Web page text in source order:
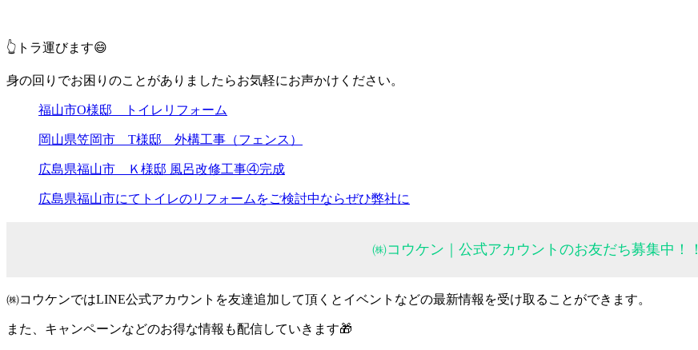
👆トラ運びます😄
身の回りでお困りのことがありましたらお気軽にお声かけください。
福山市O様邸 トイレリフォーム
岡山県笠岡市 T様邸 外構工事（フェンス）
広島県福山市 Ｋ様邸 風呂改修工事④完成
広島県福山市にてトイレのリフォームをご検討中ならぜひ弊社に
㈱コウケン｜公式アカウントのお友だち募集中！！
㈱コウケンではLINE公式アカウントを友達追加して頂くとイベントなどの最新情報を受け取ることができます。
また、キャンペーンなどのお得な情報も配信していきます🎁